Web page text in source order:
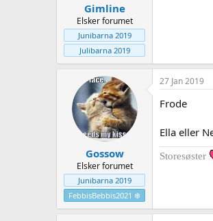
Gimline
Elsker forumet
Junibarna 2019
Julibarna 2019
Gossow
Elsker forumet
Junibarna 2019
FebbisBebbis2021 ❄️
27 Jan 2019
Frode
Ella eller
Storesøster